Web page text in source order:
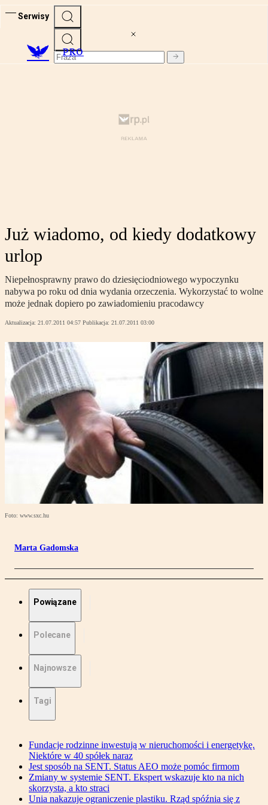
Serwisy
PRO
Już wiadomo, od kiedy dodatkowy
urlop
Niepełnosprawny prawo do dziesięciodniowego wypoczynku
nabywa po roku od dnia wydania orzeczenia. Wykorzystać to wolne
może jednak dopiero po zawiadomieniu pracodawcy
Aktualizacja: 21.07.2011 04:57 Publikacja: 21.07.2011 03:00
Foto: www.sxc.hu
Marta Gadomska
Powiązane
Polecane
Najnowsze
Tagi
Fundacje rodzinne inwestują w nieruchomości i energetykę.
Niektóre w 40 spółek naraz
Jest sposób na SENT. Status AEO może pomóc firmom
Zmiany w systemie SENT. Ekspert wskazuje kto na nich
skorzysta, a kto straci
Unia nakazuje ograniczenie plastiku. Rząd spóźnia się z